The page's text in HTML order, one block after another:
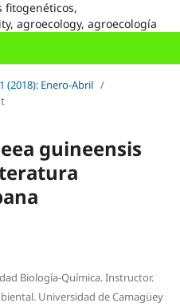
fitogenéticos,
agroecology, agroecología
(2018): Enero-Abril /
guineensis
Biología-Química. Instructor.
Universidad de Camagüey